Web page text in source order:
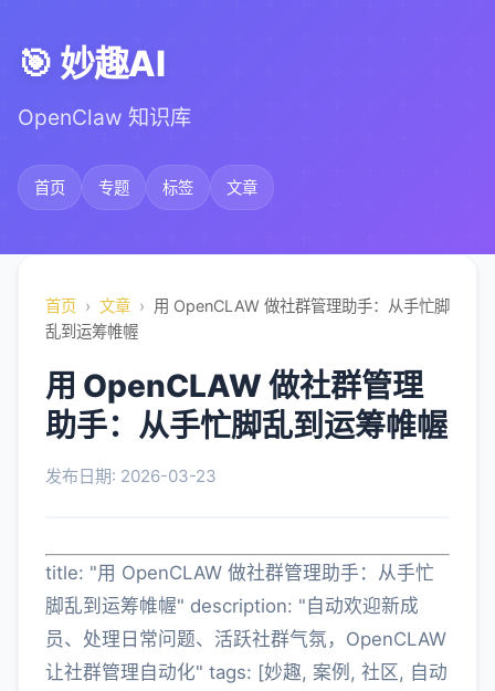
🎯 妙趣AI
OpenClaw 知识库
首页 专题 标签 文章
首页 › 文章 › 用 OpenCLAW 做社群管理助手：从手忙脚
乱到运筹帷幄
用 OpenCLAW 做社群管理
助手：从手忙脚乱到运筹帷幄
发布日期: 2026-03-23
title: "用 OpenCLAW 做社群管理助手：从手忙
脚乱到运筹帷幄" description: "自动欢迎新成
员、处理日常问题、活跃社群气氛，OpenCLAW
让社群管理自动化" tags: [妙趣, 案例, 社区, 自动